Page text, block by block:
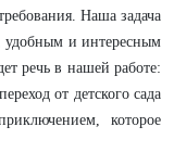
Наша задача
удобным и интересным
речь в нашей работе:
от детского сада
которое